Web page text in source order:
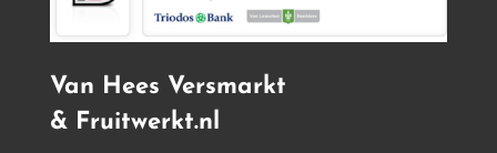
Van Hees Versmarkt
& Fruitwerkt.nl